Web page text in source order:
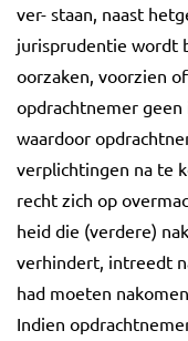
ver- staan, naast
jurisprudentie wordt
oorzaken, voorzien
opdrachtnemer
waardoor
verplichtingen na te
recht zich op
heid die (verdere)
verhindert, intreedt
had moeten nakomen.
Indien